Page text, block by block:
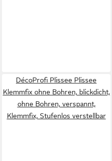
DécoProfi Plissee Plissee
Klemmfix ohne Bohren, blickdicht,
ohne Bohren, verspannt,
Klemmfix, Stufenlos verstellbar